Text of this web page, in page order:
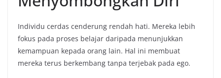
Individu cerdas cenderung rendah hati. Mereka lebih
fokus pada proses belajar daripada menunjukkan
kemampuan kepada orang lain. Hal ini membuat
mereka terus berkembang tanpa terjebak pada ego.